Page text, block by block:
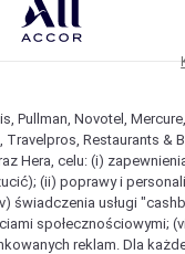
Pullman, Novotel,
Restaurants &
Hera, celu: (i)
(ii) poprawy i
usługi
społecznościowymi;
reklam. Dla